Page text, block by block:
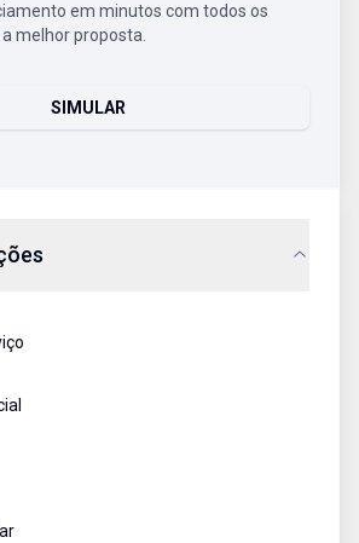
em minutos com todos os
melhor proposta.
SIMULAR